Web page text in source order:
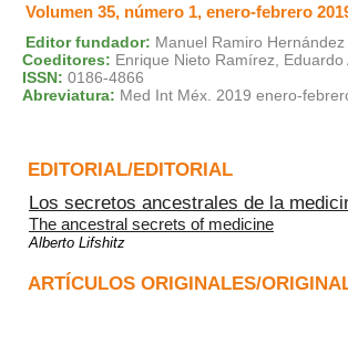
Volumen 35, número 1, enero-febrero
Editor fundador: Manuel Ramiro Hernández
Coeditores: Enrique Nieto Ramírez, Eduardo
ISSN: 0186-4866
Abreviatura: Med Int Méx. 2019 enero-
EDITORIAL/EDITORIAL
Los secretos ancestrales de la
The ancestral secrets of medicine
Alberto Lifshitz
ARTÍCULOS ORIGINALES/